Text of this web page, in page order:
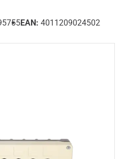
EAN: 4011209024502